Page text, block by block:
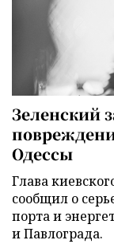
Зеленский
Одессы
Глава
сообщил о
порта и
и Павлограда.